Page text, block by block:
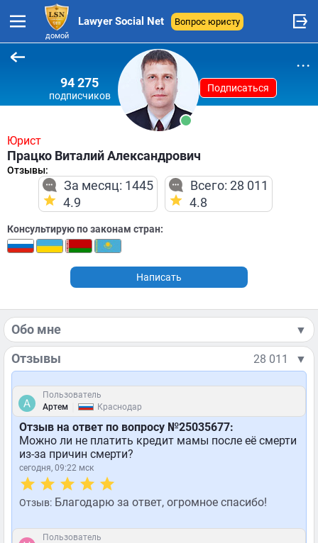
домой
Lawyer Social Net Вопрос юристу
94 275
подписчиков
Подписаться
...
Юрист
Працко Виталий Александрович
Отзывы:
За месяц: 1445
4.9
Всего: 28 011
4.8
Консультирую по законам стран:
Написать
Обо мне ▼
Отзывы 28 011 ▼
Пользователь
Артем
Краснодар
Отзыв на ответ по вопросу №25035677:
Можно ли не платить кредит мамы после её смерти
из-за причин смерти?
сегодня, 09:22 мск
Отзыв: Благодарю за ответ, огромное спасибо!
Пользователь